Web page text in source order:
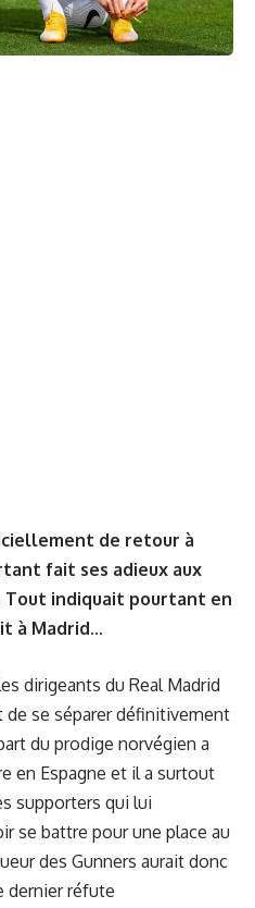
de retour à
fait ses adieux aux
Tout indiquait pourtant en
à Madrid...
dirigeants du Real Madrid
se séparer définitivement
du prodige norvégien a
en Espagne et il a surtout
supporters qui lui
se battre pour une place au
des Gunners aurait donc
dernier réfute